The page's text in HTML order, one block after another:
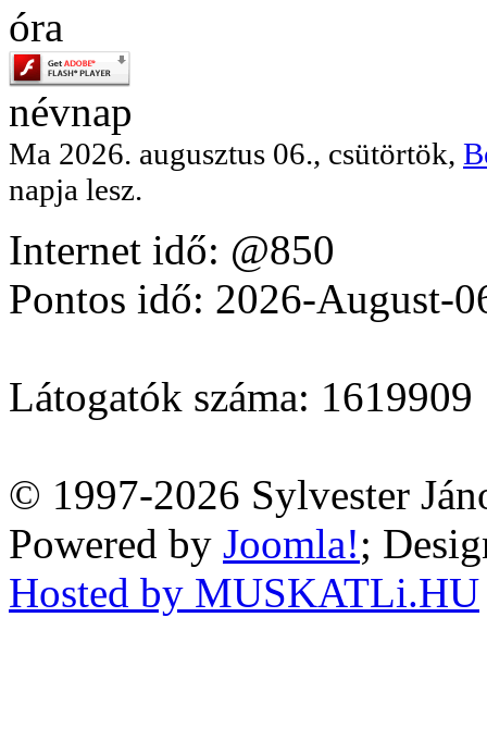
óra
névnap
Ma 2026. augusztus 06., csütörtök,
napja lesz.
Internet idő: @850
Pontos idő: 2026-August-
Látogatók száma: 1619909
© 1997-2026 Sylvester
Powered by Joomla!;
Hosted by MUSKATLi.HU